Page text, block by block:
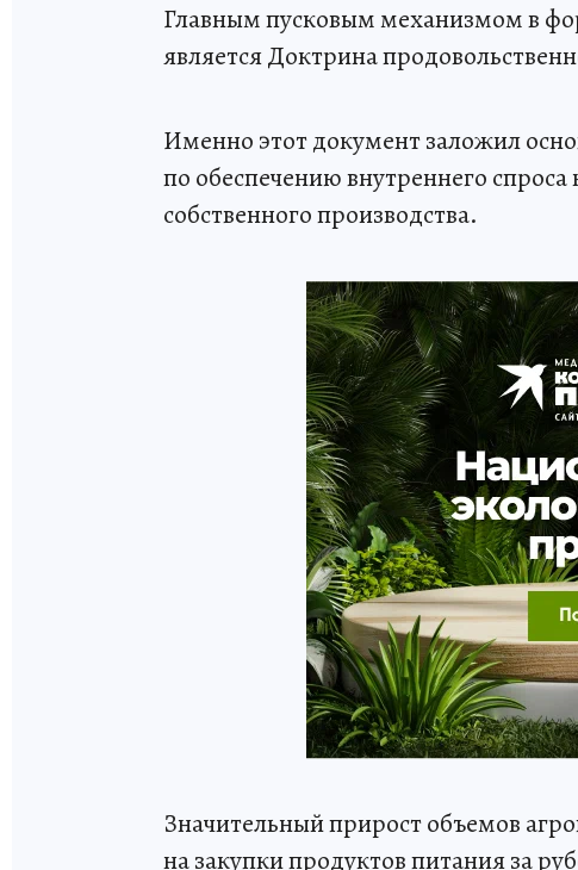
Главным пусковым механизмом в
является Доктрина
Именно этот документ заложил
по обеспечению внутреннего
собственного производства.
Значительный прирост объемов
на закупки продуктов питания за